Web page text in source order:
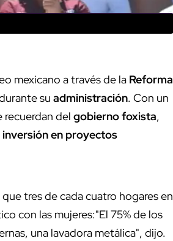
mexicano a través de la Reforma
su administración. Con un
del gobierno foxista,
en proyectos
tres de cada cuatro hogares en
con las mujeres:"El 75% de los
una lavadora metálica", dijo.